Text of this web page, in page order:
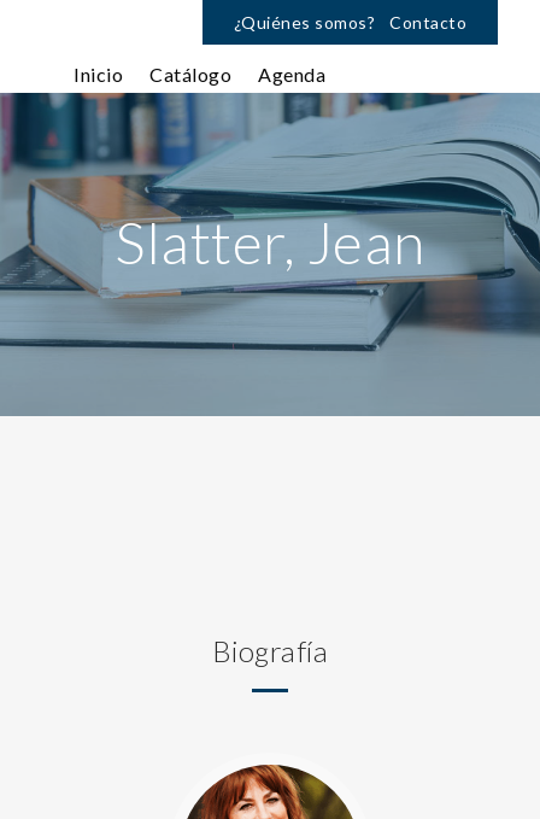
¿Quiénes somos? Contacto
Inicio Catálogo Agenda
Slatter, Jean
Biografía